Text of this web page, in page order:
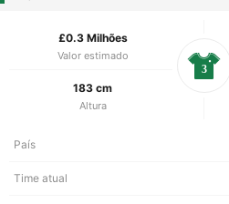
£0.3 Milhões
Valor estimado
183 cm
Altura
3
País
Time atual